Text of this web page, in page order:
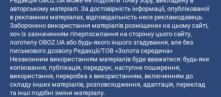
авторському матеріалі. За достовірність інформації, опублікованої
в рекламних матеріалах, відповідальність несе рекламодавець.
Заборонено використання матеріалів розміщених на цьому сайті,
хоч із зазначенням гіперпосилання на сторінку цього сайту,
логотипу OBOZ.UA або будь-якого іншого згадування, але без
письмового дозволу Редакції/ТОВ «Золота середина»
Незаконним використанням матеріалів буде вважатися: будь-яке
копiювання, публiкацiя, передрук, наступне поширення,
використання, переробка з використанням, включенням до
складу інших матеріалів, розповсюдження, адаптація, переклад
та інші подібні зміни матеріалу.